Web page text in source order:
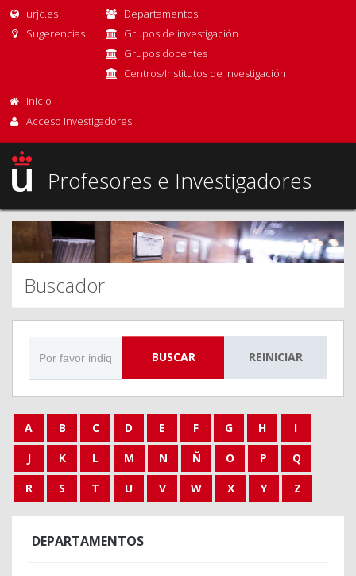
urjc.es
Sugerencias
Departamentos
Grupos de investigación
Grupos docentes
Centros/Institutos de Investigación
Inicio
Acceso Investigadores
Profesores e Investigadores
Buscador
BUSCAR REINICIAR
A B C D E F G H
I
J
K L M N Ñ O P
Q
R
S T U V W X Y Z
DEPARTAMENTOS